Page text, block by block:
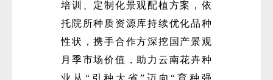
培训、定制化景观配植方案，依
托院所种质资源库持续优化品种
性状，携手合作方深挖国产景观
月季市场价值，助力云南花卉种
业从“引种大省”迈向“育种强